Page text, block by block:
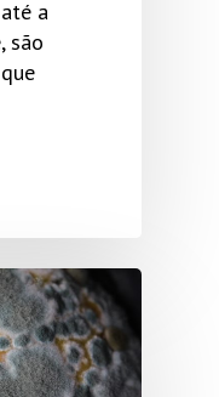
a
são